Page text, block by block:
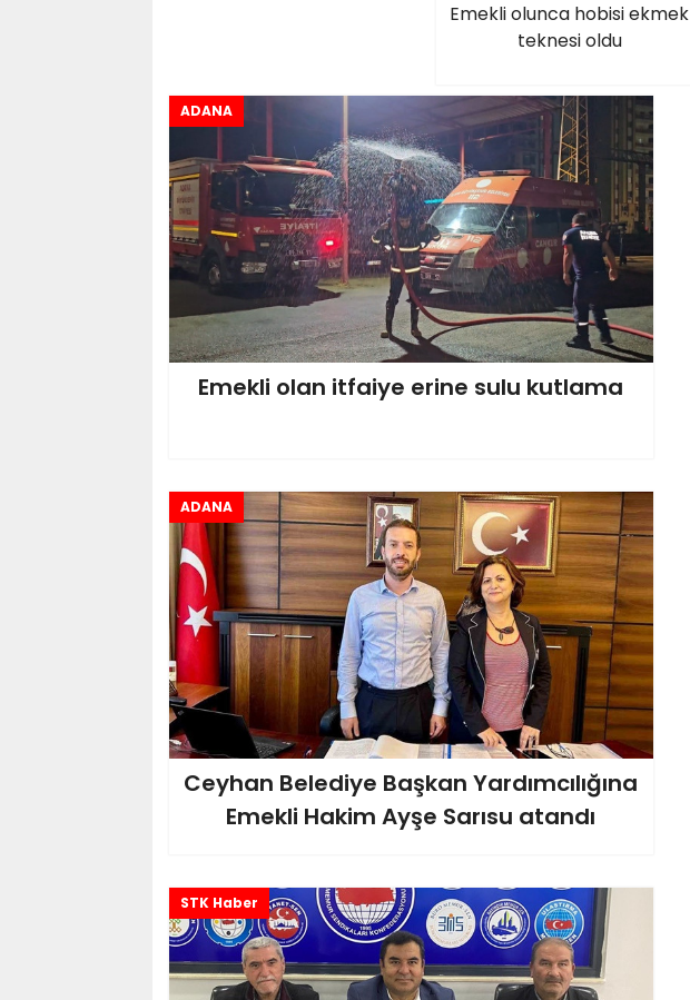
Emekli olunca hobisi ekmek
teknesi oldu
ADANA
Emekli olan itfaiye erine sulu kutlama
ADANA
Ceyhan Belediye Başkan Yardımcılığına
Emekli Hakim Ayşe Sarısu atandı
STK Haber